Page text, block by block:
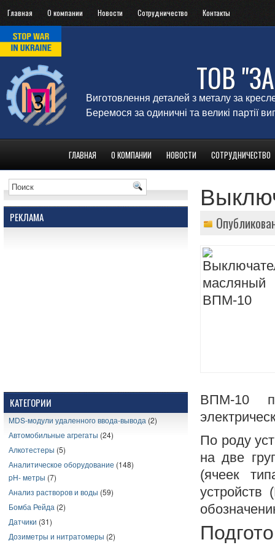
Главная О компании Новости Сотрудничество Контакты
ТОВ
Виготовлення деталей з металу за
Беремося за одиничні та великі партії
ГЛАВНАЯ О КОМПАНИИ НОВОСТИ СОТРУДНИЧЕСТВО
РЕКЛАМА
КАТЕГОРИИ
MDS-модули удаленного ввода-вывода (2)
Автомобильные агрегаты (24)
Алкотестеры (5)
Аналитическое оборудование (148)
pH- метры (7)
Анализ растворов и воды (59)
Бомба Рейда (2)
Датчики (31)
Дозиметры и нитратомеры (2)
ВПМ-10
По роду
на две
(ячеек